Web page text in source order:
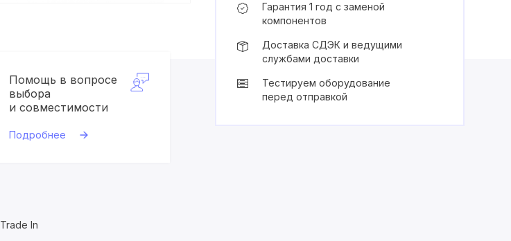
Помощь в вопросе
выбора
и совместимости
Подробнее
Trade In
Гарантия 1 год с заменой
компонентов
Доставка СДЭК и ведущими
службами доставки
Тестируем оборудование
перед отправкой